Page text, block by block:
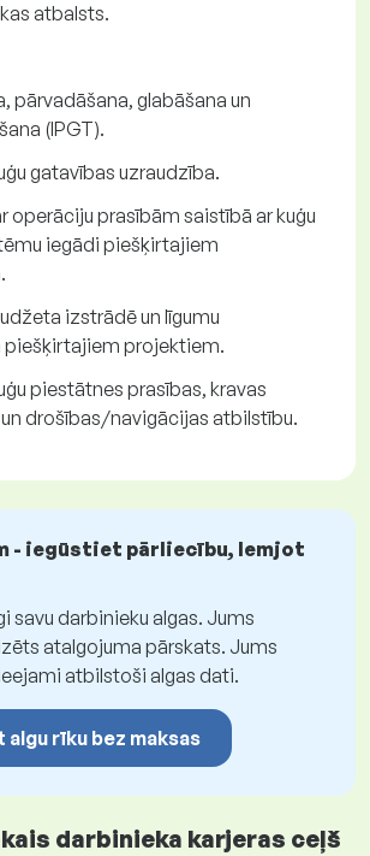
atbalsts.
pārvadāšana, glabāšana un
(IPGT).
gatavības uzraudzība.
operāciju prasībām saistībā ar kuģu
iegādi piešķirtajiem
izstrādē un līgumu
piešķirtajiem projektiem.
piestātnes prasības, kravas
drošības/navigācijas atbilstību.
- iegūstiet pārliecību, lemjot
savu darbinieku algas. Jums
atalgojuma pārskats. Jums
atbilstoši algas dati.
algu rīku bez maksas
darbinieka karjeras ceļš